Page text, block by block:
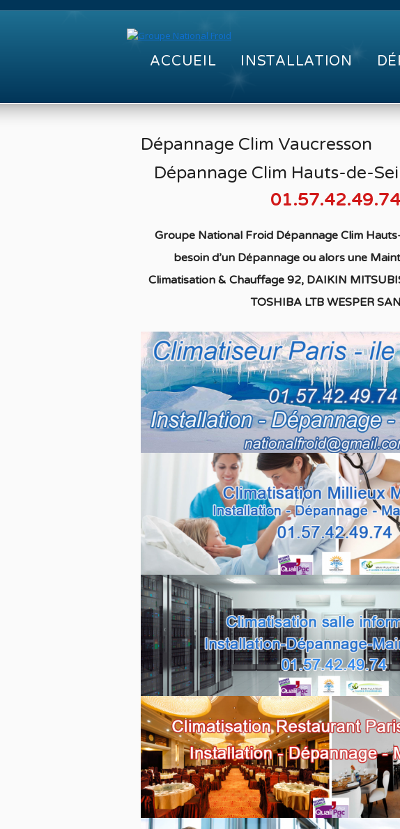
ACCUEIL INSTALLATION
Dépannage Clim Vaucresson
Dépannage Clim Hauts-de-
01.57.42.49.74
Groupe National Froid Dépannage Clim
besoin d’un Dépannage ou alors une
Climatisation & Chauffage 92, DAIKIN
TOSHIBA LTB WESPER